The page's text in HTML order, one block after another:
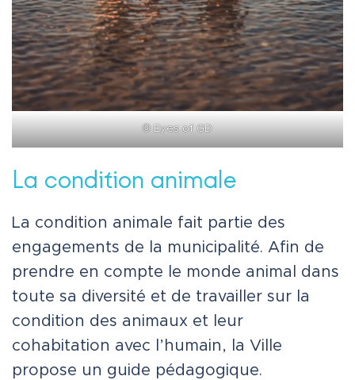
© Eyes of GD
La condition animale
La condition animale fait partie des
engagements de la municipalité. Afin de
prendre en compte le monde animal dans
toute sa diversité et de travailler sur la
condition des animaux et leur
cohabitation avec l’humain, la Ville
propose un guide pédagogique.